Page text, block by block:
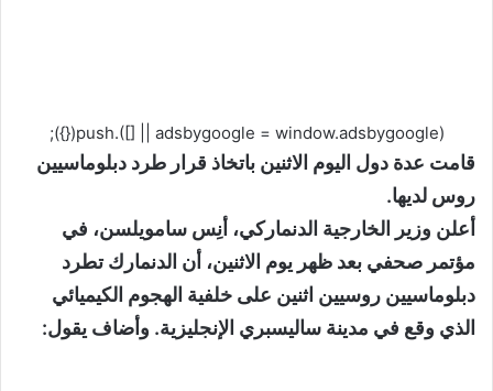
(adsbygoogle = window.adsbygoogle || []).push({});
قامت عدة دول اليوم الاثنين باتخاذ قرار طرد دبلوماسيين
روس لديها.
أعلن وزير الخارجية الدنماركي، أنِس سامويلسن، في
مؤتمر صحفي بعد ظهر يوم الاثنين، أن الدنمارك تطرد
دبلوماسيين روسيين اثنين على خلفية الهجوم الكيميائي
الذي وقع في مدينة ساليسبري الإنجليزية. وأضاف يقول: